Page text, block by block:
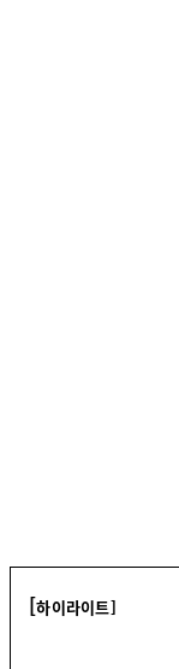
[하이라이트]